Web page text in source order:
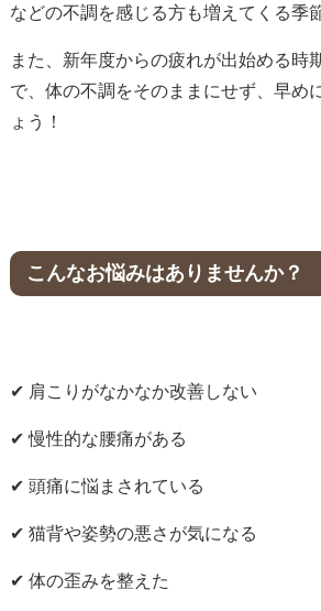
などの不調を感じる方も増えてくる季
また、新年度からの疲れが出始める時
で、体の不調をそのままにせず、早め
ょう！
こんなお悩みはありませんか？
✔ 肩こりがなかなか改善しない
✔ 慢性的な腰痛がある
✔ 頭痛に悩まされている
✔ 猫背や姿勢の悪さが気になる
✔ 体の歪みを整えた